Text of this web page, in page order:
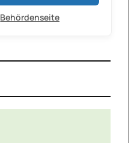
Behördenseite